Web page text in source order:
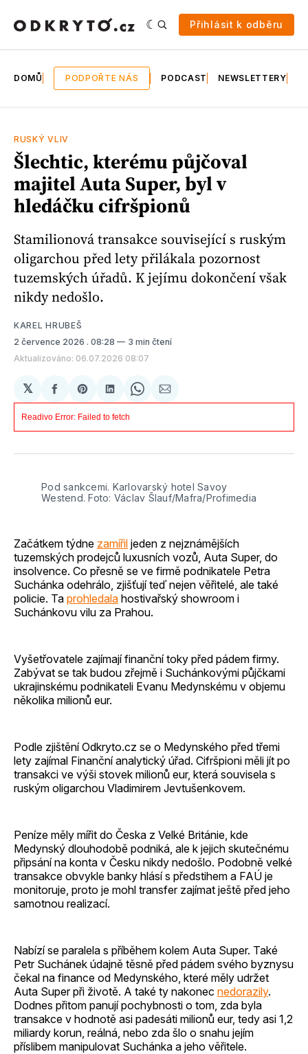
Přihlásit k odběru
DOMŮ PODPOŘTE NÁS PODCAST NEWSLETTERY
RUSKÝ VLIV
Šlechtic, kterému půjčoval
majitel Auta Super, byl v
hledáčku cifršpionů
Stamilionová transakce související s ruským
oligarchou před lety přilákala pozornost
tuzemských úřadů. K jejímu dokončení však
nikdy nedošlo.
KAREL HRUBEŠ
2 července 2026 . 08:28
3 min čtení
Aktualizováno: 06.07.2026 08:07
𝕏
Sdílet
na
Facebooku
Share
on
Pinterest
Sdílet
na
LinkedIn
Share
on
Sdílet
e-
Pod sankcemi. Karlovarský hotel Savoy
Westend. Foto: Václav Šlauf/Mafra/Profimedia
Začátkem týdne zamířil jeden z nejznámějších
tuzemských prodejců luxusních vozů, Auta Super, do
insolvence. Co přesně se ve firmě podnikatele Petra
Suchánka odehrálo, zjišťují teď nejen věřitelé, ale také
policie. Ta prohledala hostivařský showroom i
Suchánkovu vilu za Prahou.
Vyšetřovatele zajímají finanční toky před pádem firmy.
Zabývat se tak budou zřejmě i Suchánkovými půjčkami
ukrajinskému podnikateli Evanu Medynskému v objemu
několika milionů eur.
Podle zjištění Odkryto.cz se o Medynského před třemi
lety zajímal Finanční analytický úřad. Cifršpioni měli jít po
transakci ve výši stovek milionů eur, která souvisela s
ruským oligarchou Vladimirem Jevtušenkovem.
Peníze měly mířit do Česka z Velké Británie, kde
Medynský dlouhodobě podniká, ale k jejich skutečnému
připsání na konta v Česku nikdy nedošlo. Podobně velké
transakce obvykle banky hlásí s předstihem a FAÚ je
monitoruje, proto je mohl transfer zajímat ještě před jeho
samotnou realizací.
Nabízí se paralela s příběhem kolem Auta Super. Také
Petr Suchánek údajně těsně před pádem svého byznysu
čekal na finance od Medynského, které měly udržet
Auta Super při životě. A také ty nakonec nedorazily.
Dodnes přitom panují pochybnosti o tom, zda byla
transakce v hodnotě asi padesáti milionů eur, tedy asi 1,2
miliardy korun, reálná, nebo zda šlo o snahu jejím
příslibem manipulovat Suchánka a jeho věřitele.